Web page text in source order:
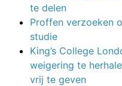
te delen
Proffen verzoeken
studie
King’s College
weigering te
vrij te geven